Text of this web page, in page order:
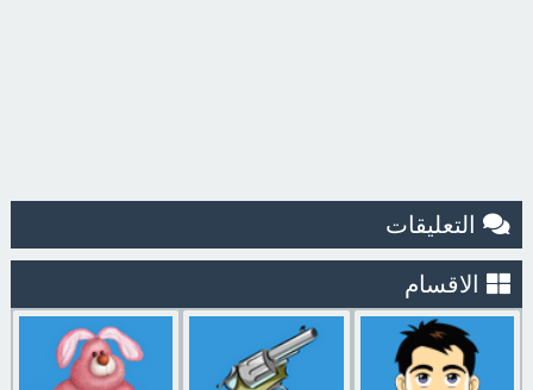
التعليقات
الاقسام